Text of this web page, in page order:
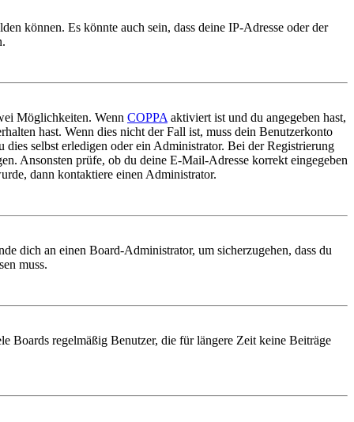
können. Es könnte auch sein, dass deine IP-Adresse oder der
Möglichkeiten. Wenn COPPA aktiviert ist und du angegeben hast,
hast. Wenn dies nicht der Fall ist, muss dein Benutzerkonto
selbst erledigen oder ein Administrator. Bei der Registrierung
Ansonsten prüfe, ob du deine E-Mail-Adresse korrekt eingegeben
dann kontaktiere einen Administrator.
dich an einen Board-Administrator, um sicherzugehen, dass du
muss.
Boards regelmäßig Benutzer, die für längere Zeit keine Beiträge